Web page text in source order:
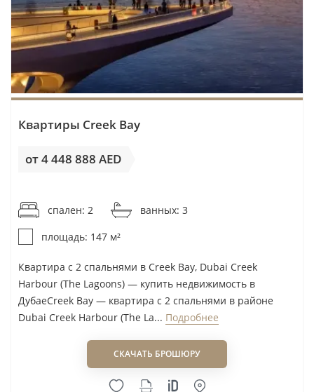
разделять эти показатели: продавцы просят одну
цену, а реальные сделки DLD показывают другую.
Разрыв в 10% — рабочее пространство для торга
покупателя, прежде всего по готовым лотам без
редкого вида, большого метража или сильной
Медианная
Business
105 000
AED
Dubai
Creek
Harbour
110 000
AED
1 899 000 AED
Квартиры Creek Bay
от 4 448 888 AED
спален: 2
ванных: 3
площадь: 147 м²
Квартира с 2 спальнями в Creek Bay, Dubai Creek
Harbour (The Lagoons) — купить недвижимость в
ДубаеCreek Bay — квартира с 2 спальнями в районе
Dubai Creek Harbour (The La... Подробнее
СКАЧАТЬ БРОШЮРУ